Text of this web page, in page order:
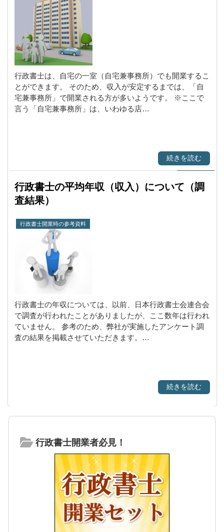
行政書士は、自宅の一室（自宅兼事務所）でも開業するこ
とができます。 そのため、収入が安定するまでは、「自
宅兼事務所」で開業される方が多いようです。 ※ここで
言う「自宅兼事務所」は、いわゆる店…
続きを読む
行政書士の平均年収（収入）について（調
査結果）
行政書士開業時の参考資料
行政書士の年収については、以前、日本行政書士会連合会
で調査が行われたことがありましたが、ここ数年は行われ
ていません。 参考のため、弊社が実施したアンケート調
査の結果を掲載させていただきます。…
続きを読む
行政書士開業者必見！